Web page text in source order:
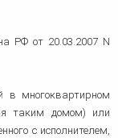
РФ от 20.03.2007 N
в многоквартирном
таким домом) или
с исполнителем,